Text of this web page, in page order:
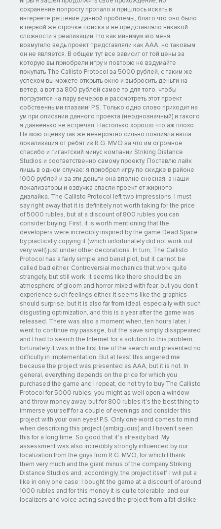
сохранение попросту пропало и пришлось искать в
интернете решение данной проблемы, благо что оно было
в первой же строчке поиска и не представляло никакой
сложности в реализации. Но как минимум это меня
возмутило ведь проект представляли как ААА, но таковым
он не является. В общем тут все зависит от той цены за
которую вы приобрели игру и повторю не вздумайте
покупать The Callisto Protocol за 5000 рублей, с таким же
успехом вы можете открыть окно и выбросить деньги на
ветер, а вот за 800 рублей самое то для того, чтобы
погрузится на пару вечеров и рассмотреть этот проект
собственными глазами! P.S. Только одно слово приходит на
ум при описании данного проекта (неоднозначный) и такого
я давненько не встречал. Настолько хорошо что аж плохо.
На мою оценку так же невероятно сильно повлияла наша
локализация от ребят из R.G. MVO за что им огромное
спасибо и гигантский минус компании Striking Distance
Studios и соответственно самому проекту. Поставлю лайк
лишь в одном случае: я приобрел игру по скидке в районе
1000 рублей и за эти деньги она вполне сносная, а наши
локализаторы и озвучка спасли проект от жирного
дизлайка. The Callisto Protocol left two impressions. I must
say right away that it is definitely not worth taking for the price
of 5000 rubles, but at a discount of 800 rubles you can
consider buying. First, it is worth mentioning that the
developers were incredibly inspired by the game Dead Space
by practically copying it (which unfortunately did not work out
very well) just under other decorations. In turn, The Callisto
Protocol has a fairly simple and banal plot, but it cannot be
called bad either. Controversial mechanics that work quite
strangely, but still work. It seems like there should be an
atmosphere of gloom and horror mixed with fear, but you don't
experience such feelings either. It seems like the graphics
should surprise, but it is also far from ideal, especially with such
disgusting optimization, and this is a year after the game was
released. There was also a moment when, ten hours later, I
went to continue my passage, but the save simply disappeared
and I had to search the Internet for a solution to this problem,
fortunately it was in the first line of the search and presented no
difficulty in implementation. But at least this angered me
because the project was presented as AAA, but it is not. In
general, everything depends on the price for which you
purchased the game and I repeat, do not try to buy The Callisto
Protocol for 5000 rubles, you might as well open a window
and throw money away, but for 800 rubles it's the best thing to
immerse yourself for a couple of evenings and consider this
project with your own eyes! P.S. Only one word comes to mind
when describing this project (ambiguous) and I haven't seen
this for a long time. So good that it's already bad. My
assessment was also incredibly strongly influenced by our
localization from the guys from R.G. MVO, for which I thank
them very much and the giant minus of the company Striking
Distance Studios and, accordingly, the project itself. I will put a
like in only one case: I bought the game at a discount of around
1000 rubles and for this money it is quite tolerable, and our
localizers and voice acting saved the project from a fat dislike.